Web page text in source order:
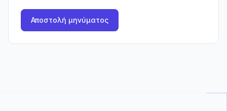
Αποστολή μηνύματος